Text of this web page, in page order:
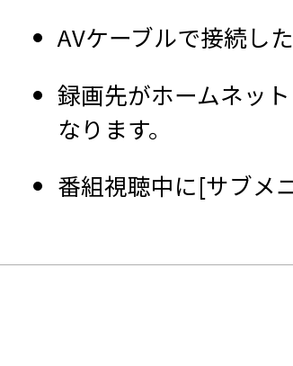
AVケーブルで接続し
録画先がホームネッ
なります。
番組視聴中に[サブメ